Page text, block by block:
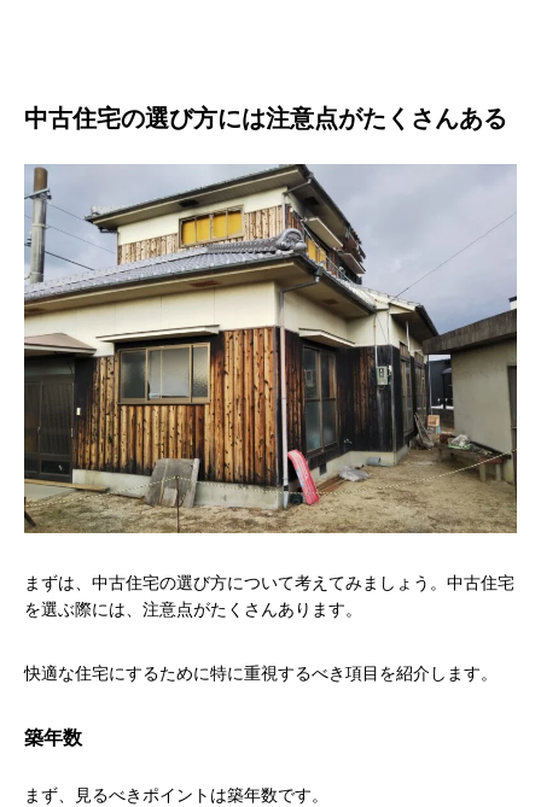
中古住宅の選び方には注意点がたくさんある
まずは、中古住宅の選び方について考えてみましょう。中古住宅
を選ぶ際には、注意点がたくさんあります。
快適な住宅にするために特に重視するべき項目を紹介します。
築年数
まず、見るべきポイントは築年数です。